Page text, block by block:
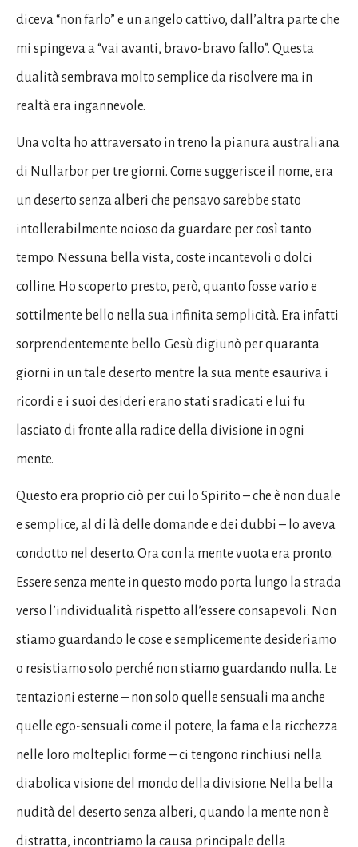
diceva “non farlo” e un angelo cattivo, dall’altra parte che
mi spingeva a “vai avanti, bravo-bravo fallo”. Questa
dualità sembrava molto semplice da risolvere ma in
realtà era ingannevole.
Una volta ho attraversato in treno la pianura australiana
di Nullarbor per tre giorni. Come suggerisce il nome, era
un deserto senza alberi che pensavo sarebbe stato
intollerabilmente noioso da guardare per così tanto
tempo. Nessuna bella vista, coste incantevoli o dolci
colline. Ho scoperto presto, però, quanto fosse vario e
sottilmente bello nella sua infinita semplicità. Era infatti
sorprendentemente bello. Gesù digiunò per quaranta
giorni in un tale deserto mentre la sua mente esauriva i
ricordi e i suoi desideri erano stati sradicati e lui fu
lasciato di fronte alla radice della divisione in ogni
mente.
Questo era proprio ciò per cui lo Spirito – che è non duale
e semplice, al di là delle domande e dei dubbi – lo aveva
condotto nel deserto. Ora con la mente vuota era pronto.
Essere senza mente in questo modo porta lungo la strada
verso l’individualità rispetto all’essere consapevoli. Non
stiamo guardando le cose e semplicemente desideriamo
o resistiamo solo perché non stiamo guardando nulla. Le
tentazioni esterne – non solo quelle sensuali ma anche
quelle ego-sensuali come il potere, la fama e la ricchezza
nelle loro molteplici forme – ci tengono rinchiusi nella
diabolica visione del mondo della divisione. Nella bella
nudità del deserto senza alberi, quando la mente non è
distratta, incontriamo la causa principale della